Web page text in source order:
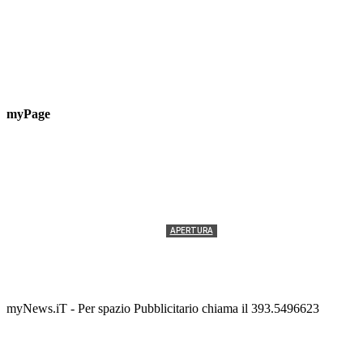
myPage
APERTURA
myNews.iT - Per spazio Pubblicitario chiama il 393.5496623